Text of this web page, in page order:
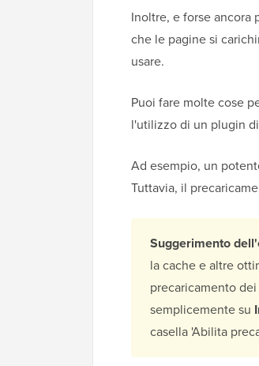
Inoltre, e forse
che le pagine si
usare.
Puoi fare molte cose
l'utilizzo di un plugin
Ad esempio, un
Tuttavia, il
Suggerimento
la cache e altre
precaricamento
semplicemente su
casella 'Abilita